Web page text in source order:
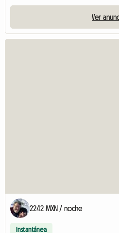
Ver
2242 MXN / noche
Instantánea